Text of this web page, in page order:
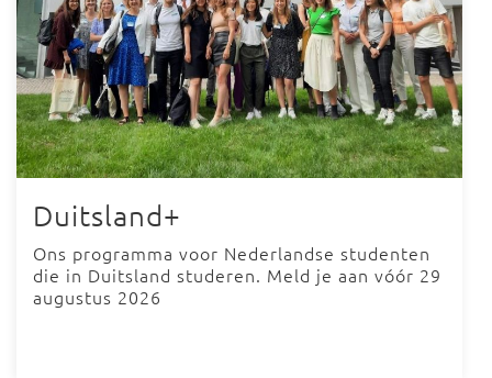
Duitsland+
Ons programma voor Nederlandse studenten
die in Duitsland studeren. Meld je aan vóór 29
augustus 2026